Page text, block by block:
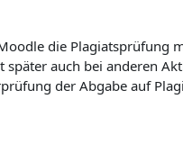
die Plagiatsprüfung
auch bei anderen
der Abgabe auf